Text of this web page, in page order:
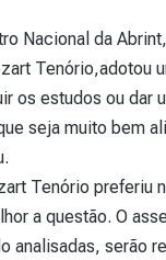
Nacional da
Tenório,adotou
os estudos ou dar
seja muito bem
Tenório preferiu
a questão. O
analisadas, serão
t
.
0